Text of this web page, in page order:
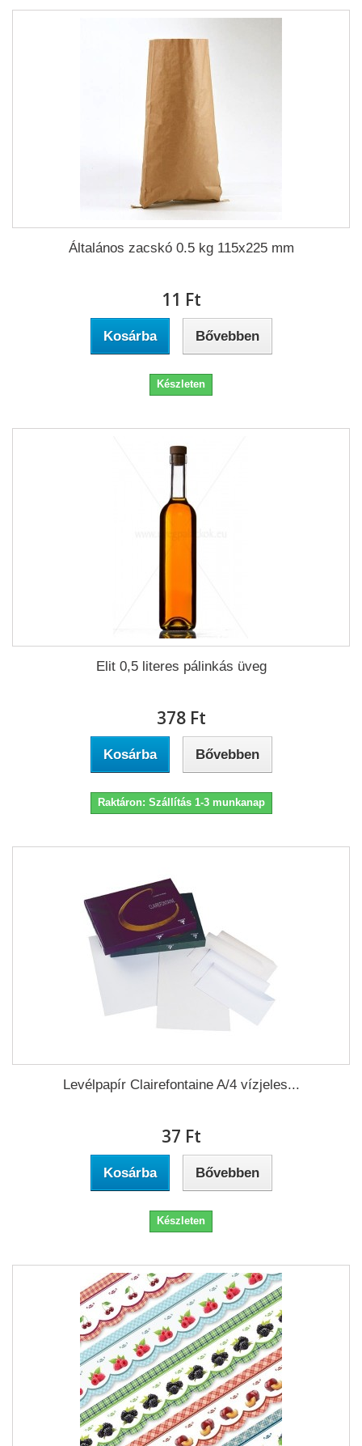
Általános zacskó 0.5 kg 115x225 mm
11 Ft‎
Kosárba Bővebben
Készleten
Elit 0,5 literes pálinkás üveg
378 Ft‎
Kosárba Bővebben
Raktáron: Szállítás 1-3 munkanap
Levélpapír Clairefontaine A/4 vízjeles...
37 Ft‎
Kosárba Bővebben
Készleten